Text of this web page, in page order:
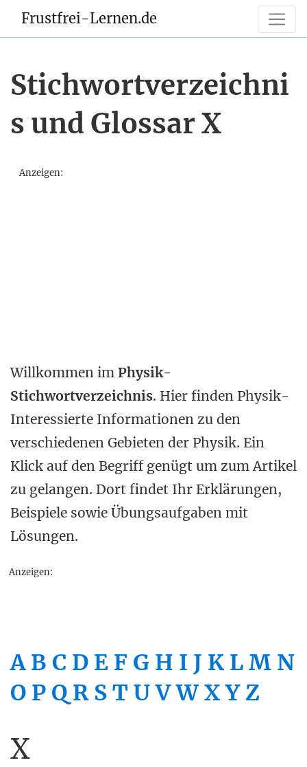
Frustfrei-Lernen.de
Stichwortverzeichni
s und Glossar X
Anzeigen:
Willkommen im Physik-
Stichwortverzeichnis. Hier finden Physik-
Interessierte Informationen zu den
verschiedenen Gebieten der Physik. Ein
Klick auf den Begriff genügt um zum Artikel
zu gelangen. Dort findet Ihr Erklärungen,
Beispiele sowie Übungsaufgaben mit
Lösungen.
Anzeigen:
A B C D E F G H I J K L M N
O P Q R S T U V W X Y Z
X